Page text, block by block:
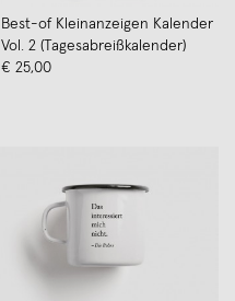
Best-of Kleinanzeigen Kalender
Vol. 2 (Tagesabreißkalender)
€ 25,00